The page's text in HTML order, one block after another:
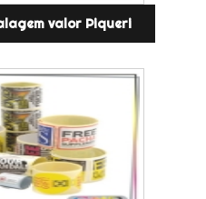
valor Piqueri